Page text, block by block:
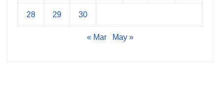
28 29 30
« Mar May »